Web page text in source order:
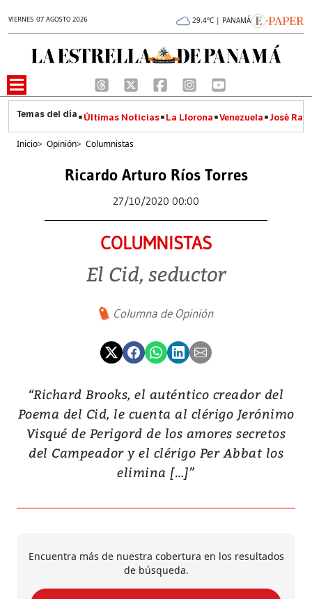
VIERNES 07 AGOSTO 2026 29.4°C | PANAMÁ
Últimas Noticias La Llorona Venezuela José
Inicio> Opinión> Columnistas
Ricardo Arturo Ríos Torres
27/10/2020 00:00
COLUMNISTAS
El Cid, seductor
Columna de Opinión
“Richard Brooks, el auténtico creador del
Poema del Cid, le cuenta al clérigo Jerónimo
Visqué de Perigord de los amores secretos
del Campeador y el clérigo Per Abbat los
elimina […]”
Encuentra más de nuestra cobertura en los resultados
de búsqueda.